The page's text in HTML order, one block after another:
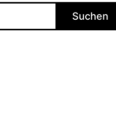
Suchen